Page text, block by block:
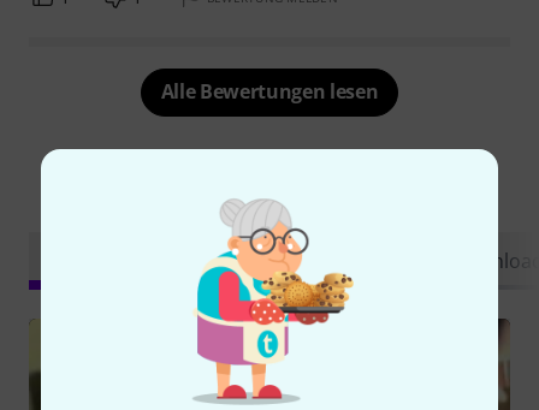
Alle Bewertungen lesen
Schon gewusst?
Ratgeber